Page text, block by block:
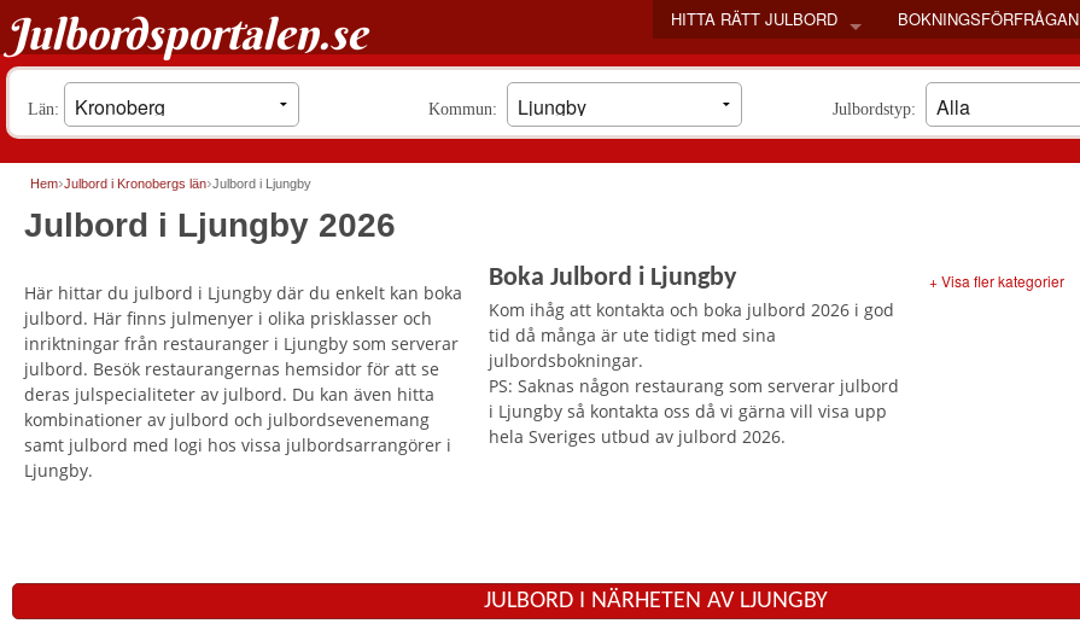
Julbordsportalen.se
HITTA RÄTT JULBORD
STOCKHOLM
GÖTEBORG
MALMÖ
DALARNAS LÄN
GOTLANDS LÄN
GÄVLEBORGS LÄN
JÄMTLANDS LÄN
JÖNKÖPINGS LÄN
STOCKHOLMS LÄN
SÖDERMANLANDS LÄN
BOKNINGSFÖRFRÅGAN
Län: Kommun: Julbordstyp:
Hem Julbord i Kronobergs län Julbord i Ljungby
Julbord i Ljungby 2026
Här hittar du julbord i Ljungby där du enkelt kan boka
julbord. Här finns julmenyer i olika prisklasser och
inriktningar från restauranger i Ljungby som serverar
julbord. Besök restaurangernas hemsidor för att se
deras julspecialiteter av julbord. Du kan även hitta
kombinationer av julbord och julbordsevenemang
samt julbord med logi hos vissa julbordsarrangörer i
Ljungby.
Boka Julbord i Ljungby
Kom ihåg att kontakta och boka julbord 2026 i god
tid då många är ute tidigt med sina
julbordsbokningar.
PS: Saknas någon restaurang som serverar julbord
i Ljungby så kontakta oss då vi gärna vill visa upp
hela Sveriges utbud av julbord 2026.
+ Visa fler kategorier
JULBORD I NÄRHETEN AV LJUNGBY